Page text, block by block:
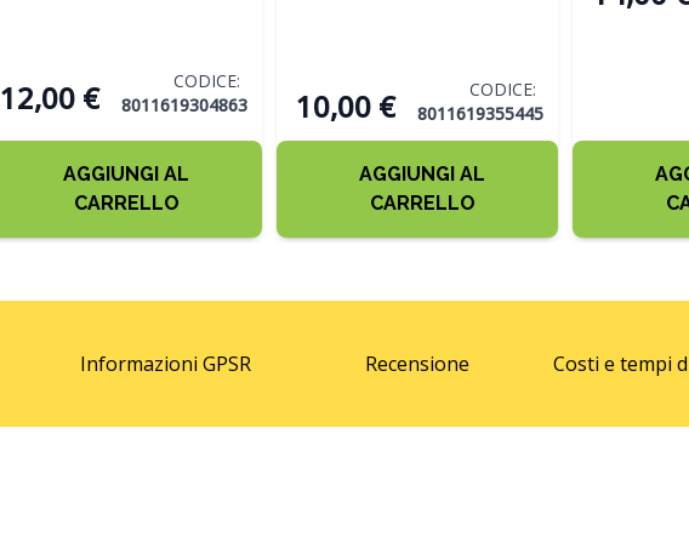
12,00 €
CODICE:
8011619304863
AGGIUNGI AL
CARRELLO
10,00 €
CODICE:
8011619355445
AGGIUNGI AL
CARRELLO
Informazioni GPSR Recensione Costi e tempi